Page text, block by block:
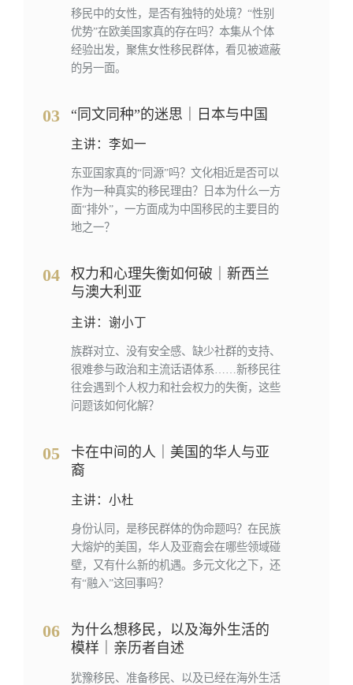
移民中的女性，是否有独特的处境？“性别
优势”在欧美国家真的存在吗？本集从个体
经验出发，聚焦女性移民群体，看见被遮蔽
的另一面。
03 “同文同种”的迷思｜日本与中国
主讲：李如一
东亚国家真的“同源”吗？文化相近是否可以
作为一种真实的移民理由？日本为什么一方
面“排外”，一方面成为中国移民的主要目的
地之一？
04
权力和心理失衡如何破｜新西兰
与澳大利亚
主讲：谢小丁
族群对立、没有安全感、缺少社群的支持、
很难参与政治和主流话语体系……新移民往
往会遇到个人权力和社会权力的失衡，这些
问题该如何化解？
05
卡在中间的人｜美国的华人与亚
裔
主讲：小杜
身份认同，是移民群体的伪命题吗？在民族
大熔炉的美国，华人及亚裔会在哪些领域碰
壁，又有什么新的机遇。多元文化之下，还
有“融入”这回事吗？
06
为什么想移民，以及海外生活的
模样｜亲历者自述
犹豫移民、准备移民、以及已经在海外生活